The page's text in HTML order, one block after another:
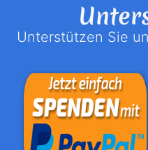
Unterstützen Sie